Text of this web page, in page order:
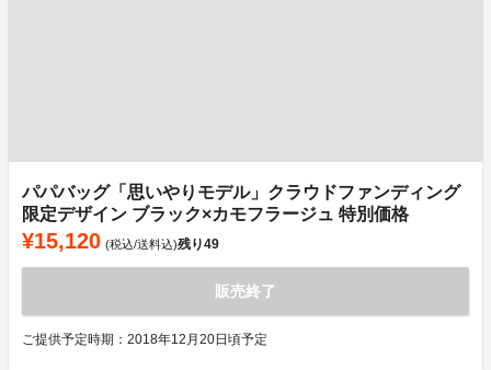
パパバッグ「思いやりモデル」クラウドファンディング
限定デザイン ブラック×カモフラージュ 特別価格
¥15,120 (税込/送料込)残り49
販売終了
ご提供予定時期：2018年12月20日頃予定